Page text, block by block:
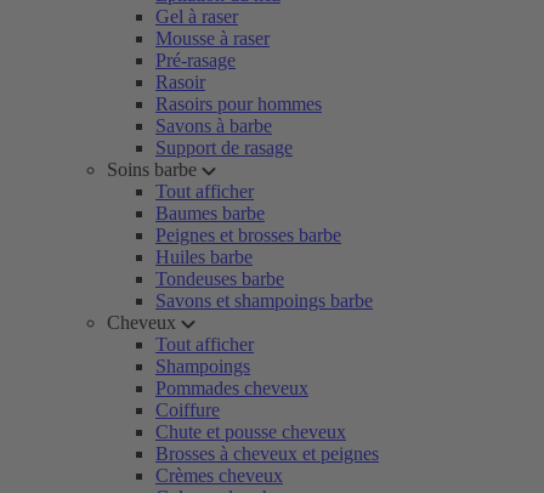
Gel à raser
Mousse à raser
Pré-rasage
Rasoir
Rasoirs pour hommes
Savons à barbe
Support de rasage
Soins barbe
Tout afficher
Baumes barbe
Peignes et brosses barbe
Huiles barbe
Tondeuses barbe
Savons et shampoings barbe
Cheveux
Tout afficher
Shampoings
Pommades cheveux
Coiffure
Chute et pousse cheveux
Brosses à cheveux et peignes
Crèmes cheveux